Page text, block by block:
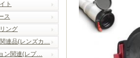
ト
ス
ング
連品(レンズカ…
ン関連(レプ…